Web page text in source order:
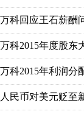
万科回应王石薪酬
万科2015年度股东
万科2015年利润分
人民币对美元贬至